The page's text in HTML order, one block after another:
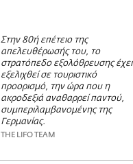
Στην 80ή επέτειο της
απελευθέρωσής του, το
στρατόπεδο εξολόθρευσης έχει
εξελιχθεί σε τουριστικό
προορισμό, την ώρα που η
ακροδεξιά αναθαρρεί παντού,
συμπεριλαμβανομένης της
Γερμανίας.
THE LIFO TEAM